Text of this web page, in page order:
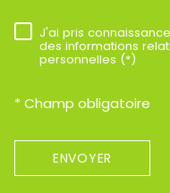
J'ai pris
des informations
personnelles (*)
* Champ obligatoire
ENVOYER